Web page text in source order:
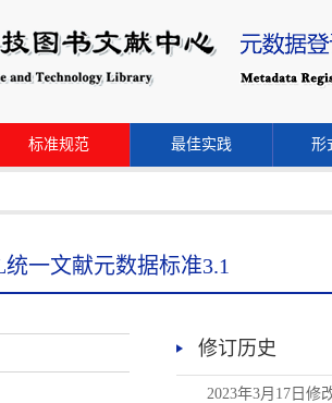
标准规范 最佳实践 形
统一文献元数据标准3.1
修订历史
2023年3月17日修